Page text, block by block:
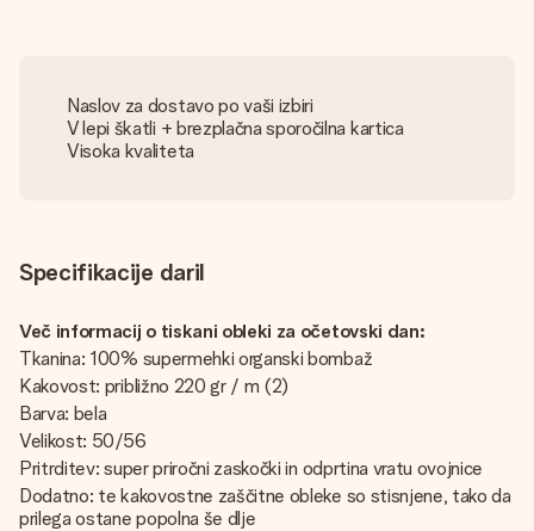
Naslov za dostavo po vaši izbiri
V lepi škatli + brezplačna sporočilna kartica
Visoka kvaliteta
Specifikacije daril
Več informacij o tiskani obleki za očetovski dan:
Tkanina: 100% supermehki organski bombaž
Kakovost: približno 220 gr / m (2)
Barva: bela
Velikost: 50/56
Pritrditev: super priročni zaskočki in odprtina vratu ovojnice
Dodatno: te kakovostne zaščitne obleke so stisnjene, tako da
prilega ostane popolna še dlje